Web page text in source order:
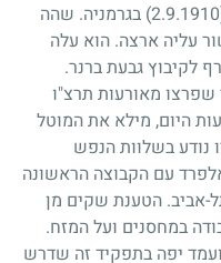
בגרמניה. שהה
עליה ארצה. הוא עלה
לקיבוץ גבעת ברנר.
מאורעות תרצ"ו
היום, מילא את המוטל
נודע בשלוות הנפש
עם הקבוצה הראשונה
אביב. הטענת שקים מן
במחסנים ועל המזח.
יפה בתפקיד זה שדרש